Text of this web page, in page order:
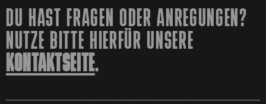
DU HAST FRAGEN ODER ANREGUNGEN?
NUTZE BITTE HIERFÜR UNSERE
KONTAKTSEITE.